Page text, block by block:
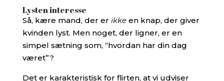
Lysten interesse
Så, kære mand, der er ikkeen knap, der giver
kvinden lyst. Men noget, der ligner, er en
simpel sætning som, “hvordan har din dag
været”?
Det er karakteristisk for flirten, at vi udviser